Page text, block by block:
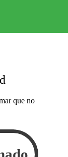
que no